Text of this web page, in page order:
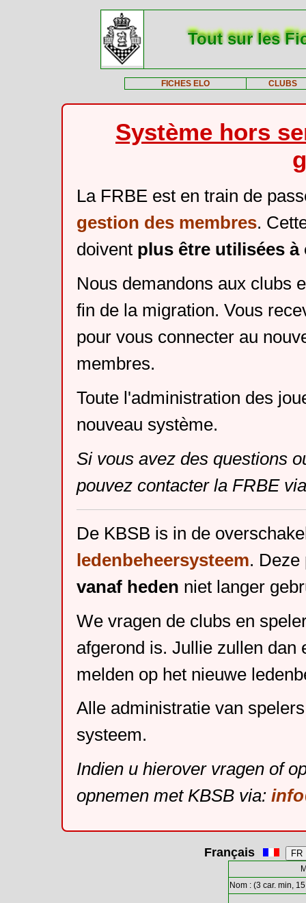
Tout sur les
FICHES ELO CLUBS
Système hors
La FRBE est en train de
gestion des membres.
doivent plus être utilisées
Nous demandons aux clubs
fin de la migration. Vous
pour vous connecter au
membres.
Toute l'administration des
nouveau système.
Si vous avez des questions
pouvez contacter la FRBE
De KBSB is in de
ledenbeheersysteem. Deze
vanaf heden niet langer
We vragen de clubs en
afgerond is. Jullie zullen dan
melden op het nieuwe
Alle administratie van
systeem.
Indien u hierover vragen of
opnemen met KBSB via:
Français
Nom : (3 car. min,